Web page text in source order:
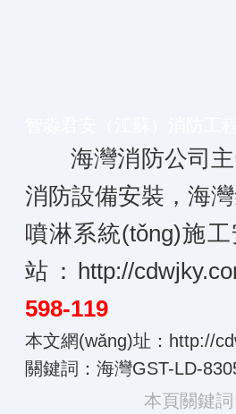
海灣消防公司主
消防設備安裝，海
噴淋系統(tǒng)施
站： http://
598-119
本文網(wǎng)址： http://
關鍵詞：海灣GST-LD-
本頁關鍵